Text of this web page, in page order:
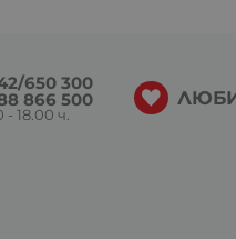
650 300
866 500
- 18.00 ч.